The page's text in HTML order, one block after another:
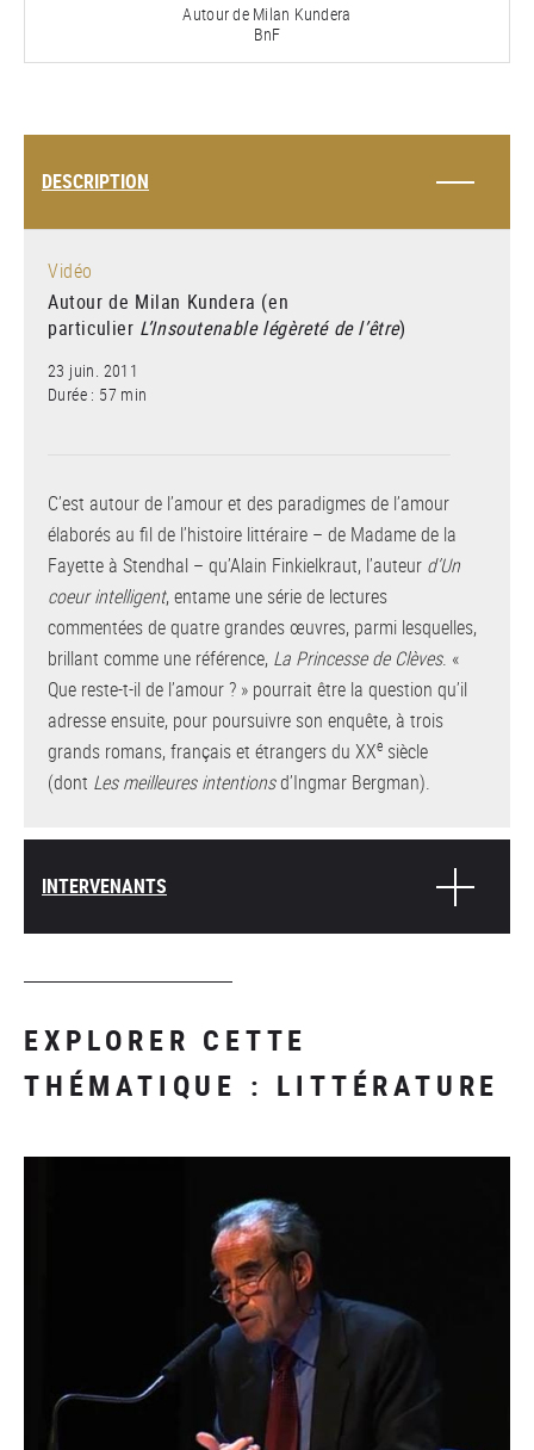
Autour de Milan Kundera
BnF
DESCRIPTION
Vidéo
Autour de Milan Kundera (en
particulier L’Insoutenable légèreté de l’être)
23 juin. 2011
Durée : 57 min
C’est autour de l’amour et des paradigmes de l’amour
élaborés au fil de l’histoire littéraire – de Madame de la
Fayette à Stendhal – qu’Alain Finkielkraut, l’auteur d’Un
coeur intelligent, entame une série de lectures
commentées de quatre grandes œuvres, parmi lesquelles,
brillant comme une référence, La Princesse de Clèves. «
Que reste-t-il de l’amour ? » pourrait être la question qu’il
adresse ensuite, pour poursuivre son enquête, à trois
grands romans, français et étrangers du XXe siècle
(dont Les meilleures intentionsd’Ingmar Bergman).
INTERVENANTS
EXPLORER CETTE
THÉMATIQUE : LITTÉRATURE